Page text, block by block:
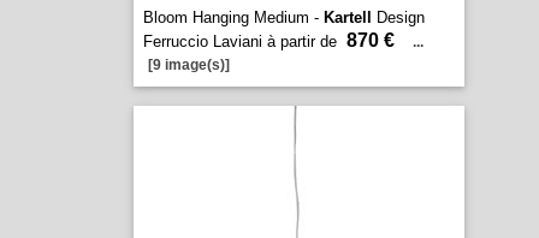
Bloom Hanging Medium - Kartell
Design
Ferruccio Laviani à partir de 870 €
...
[9 image(s)]